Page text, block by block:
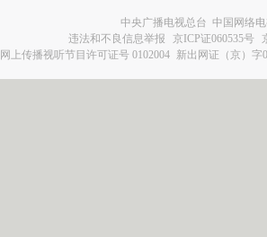
中央广播电视总台 中国网络
违法和不良信息举报
京ICP证060535号
网上传播视听节目许可证号 0102004 新出网证（京）